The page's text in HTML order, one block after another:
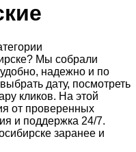
Мы собрали
надежно и по
дату, посмотреть
кликов. На этой
от проверенных
и поддержка 24/7.
заранее и